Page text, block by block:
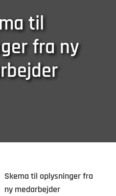
til
fra ny
Skema til oplysninger fra
ny medarbejder